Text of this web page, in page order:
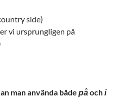
side)
vi ursprungligen på
man använda både påochi